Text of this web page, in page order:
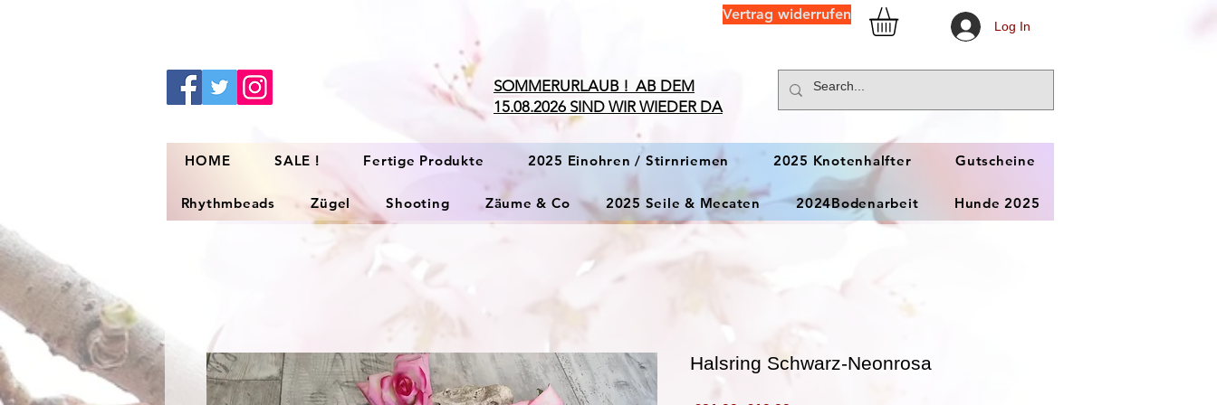
Vertrag widerrufen
Log In
​SOMMERURLAUB ! AB DEM
15.08.2026 SIND WIR WIEDER DA
HOME SALE ! Fertige Produkte 2025 Einohren / Stirnriemen 2025 Knotenhalfter Gutscheine
Rhythmbeads Zügel Shooting Zäume & Co 2025 Seile & Mecaten 2024Bodenarbeit Hunde 2025
Halsring Schwarz-Neonrosa